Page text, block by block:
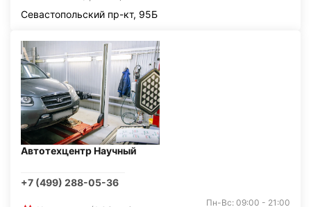
Севастопольский пр-кт, 95Б
Автотехцентр Научный
+7 (499) 288-05-36
Пн-Вс: 09:00 - 21:00